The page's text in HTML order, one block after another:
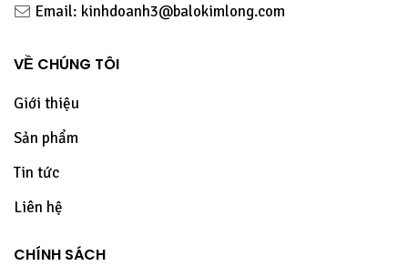
Email: kinhdoanh3@balokimlong.com
VỀ CHÚNG TÔI
Giới thiệu
Sản phẩm
Tin tức
Liên hệ
CHÍNH SÁCH